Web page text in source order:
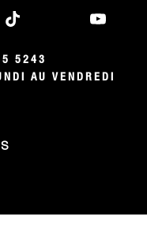
5243
AU VENDREDI